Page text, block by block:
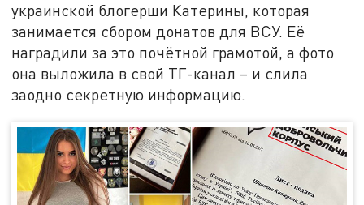
украинской блогерши Катерины, которая
занимается сбором донатов для ВСУ. Её
наградили за это почётной грамотой, а фото
она выложила в свой ТГ-канал – и слила
заодно секретную информацию.